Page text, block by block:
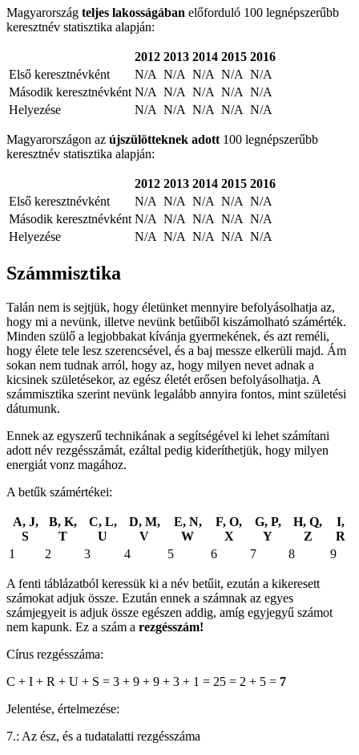
Magyarország teljes lakosságában előforduló 100 legnépszerűbb
keresztnév statisztika alapján:
2012 2013 2014 2015 2016
Első keresztnévként
N/A N/A N/A N/A N/A
Második keresztnévként N/A N/A N/A N/A N/A
Helyezése
N/A N/A N/A N/A N/A
Magyarországon az újszülötteknek adott 100 legnépszerűbb
keresztnév statisztika alapján:
2012 2013 2014 2015 2016
Első keresztnévként
N/A N/A N/A N/A N/A
Második keresztnévként N/A N/A N/A N/A N/A
Helyezése
N/A N/A N/A N/A N/A
Számmisztika
Talán nem is sejtjük, hogy életünket mennyire befolyásolhatja az,
hogy mi a nevünk, illetve nevünk betűiből kiszámolható számérték.
Minden szülő a legjobbakat kívánja gyermekének, és azt reméli,
hogy élete tele lesz szerencsével, és a baj messze elkerüli majd. Ám
sokan nem tudnak arról, hogy az, hogy milyen nevet adnak a
kicsinek születésekor, az egész életét erősen befolyásolhatja. A
számmisztika szerint nevünk legalább annyira fontos, mint születési
dátumunk.
Ennek az egyszerű technikának a segítségével ki lehet számítani
adott név rezgésszámát, ezáltal pedig kideríthetjük, hogy milyen
energiát vonz magához.
A betűk számértékei:
A, J,
S
B, K,
T
C, L,
U
D, M,
V
E, N,
W
F, O,
X
G, P,
Y
H, Q,
Z
I,
R
1
2 3 4 5 6 7 8 9
A fenti táblázatból keressük ki a név betűit, ezután a kikeresett
számokat adjuk össze. Ezután ennek a számnak az egyes
számjegyeit is adjuk össze egészen addig, amíg egyjegyű számot
nem kapunk. Ez a szám a rezgésszám!
Círus rezgésszáma:
C + I + R + U + S = 3 + 9 + 9 + 3 + 1 = 25 = 2 + 5 = 7
Jelentése, értelmezése:
7.: Az ész, és a tudatalatti rezgésszáma